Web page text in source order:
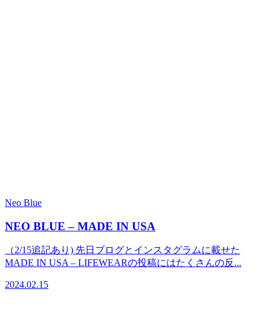
Neo Blue
NEO BLUE – MADE IN USA
（2/15追記あり) 先日ブログとインスタグラムに載せた
MADE IN USA – LIFEWEARの投稿にはたくさんの反...
2024.02.15